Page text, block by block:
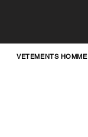
VETEMENTS HOMME